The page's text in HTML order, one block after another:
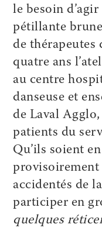
le besoin
pétillante
de thérapeutes
quatre ans
au centre
danseuse et
de Laval
patients du
Qu’ils soient
provisoirement
accidentés de
participer en
quelques